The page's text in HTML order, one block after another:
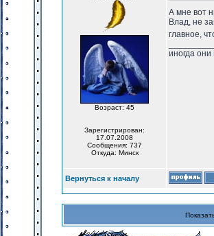
Возраст: 45
Зарегистрирован:
17.07.2008
Сообщения: 737
Откуда: Минск
А мне вот
Влад, не
главное,
иногда
Вернуться к началу